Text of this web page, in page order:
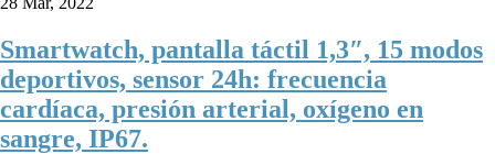
Smartwatch, pantalla táctil 1,3″, 15 modos
deportivos, sensor 24h: frecuencia
cardíaca, presión arterial, oxígeno en
sangre, IP67.